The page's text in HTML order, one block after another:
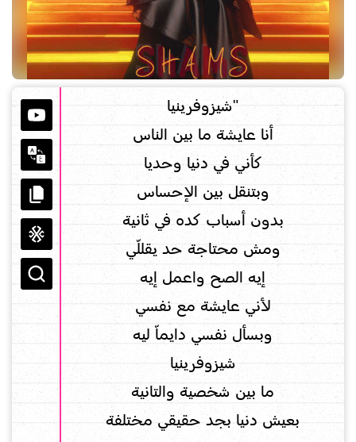
"شيزوفرينيا
أنا عايشة ما بين الناس
كأني في دنيا وحديا
وبتنقل بين الإحساس
بدون أسباب كده في ثانية
ومش محتاجة حد يقللّي
إيه الصح واعمل إيه
لأني عايشة مع نفسي
وبسأل نفسي دايماّ ليه
شيزوفرينيا
ما بين شخصية والتانية
بعيش دنيا بجد حقيقي مختلفة